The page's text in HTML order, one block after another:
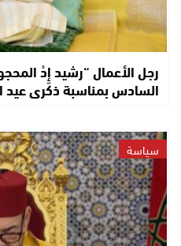
رجل الأعمال “رشيد إِدْ
السادس بمناسبة ذكرى عيد
سياسة